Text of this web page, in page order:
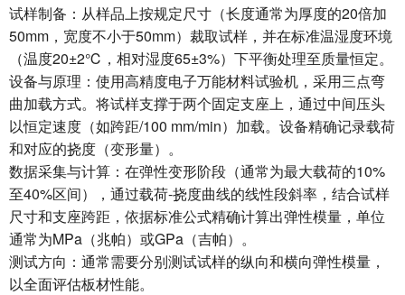
试样制备：从样品上按规定尺寸（长度通常为厚度的20倍加
50mm，宽度不小于50mm）裁取试样，并在标准温湿度环境
（温度20±2℃，相对湿度65±3%）下平衡处理至质量恒定。
设备与原理：使用高精度电子万能材料试验机，采用三点弯
曲加载方式。将试样支撑于两个固定支座上，通过中间压头
以恒定速度（如跨距/100 mm/min）加载。设备精确记录载荷
和对应的挠度（变形量）。
数据采集与计算：在弹性变形阶段（通常为最大载荷的10%
至40%区间），通过载荷-挠度曲线的线性段斜率，结合试样
尺寸和支座跨距，依据标准公式精确计算出弹性模量，单位
通常为MPa（兆帕）或GPa（吉帕）。
测试方向：通常需要分别测试试样的纵向和横向弹性模量，
以全面评估板材性能。